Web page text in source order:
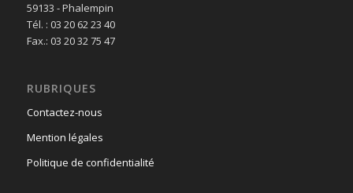
59133 - Phalempin
Tél. : 03 20 62 23 40
Fax.: 03 20 32 75 47
RUBRIQUES
Contactez-nous
Mention légales
Politique de confidentialité